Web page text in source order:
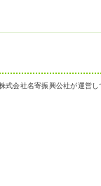
式会社名寄振興公社が運営